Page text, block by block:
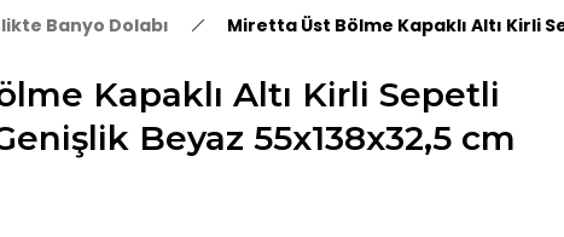
Banyo Dolabı Miretta Üst Bölme Kapaklı Altı Kirli
Kapaklı Altı Kirli Sepetli
Beyaz 55x138x32,5 cm